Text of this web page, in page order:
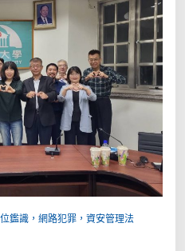
鑑識，網路犯罪，資安管理法